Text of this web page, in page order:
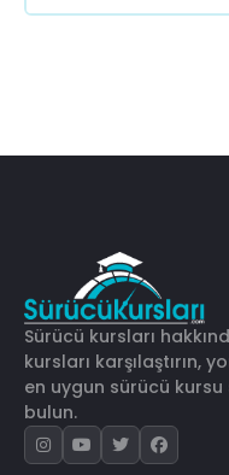
Sürücü kursları
kursları karşılaştırın,
en uygun sürücü
bulun.